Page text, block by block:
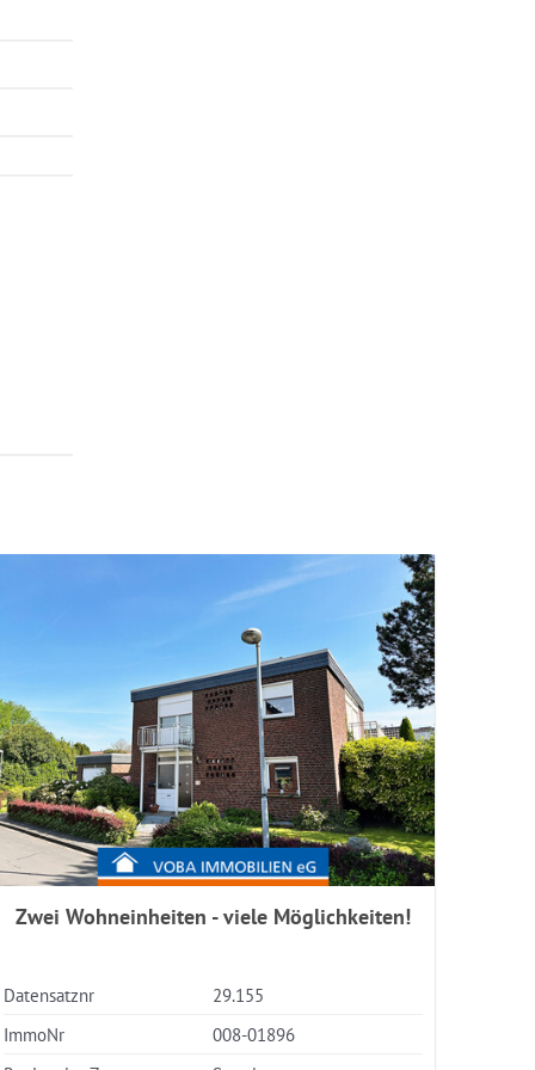
Zwei Wohneinheiten - viele Möglichkeiten!
Datensatznr
29.155
ImmoNr
008-01896